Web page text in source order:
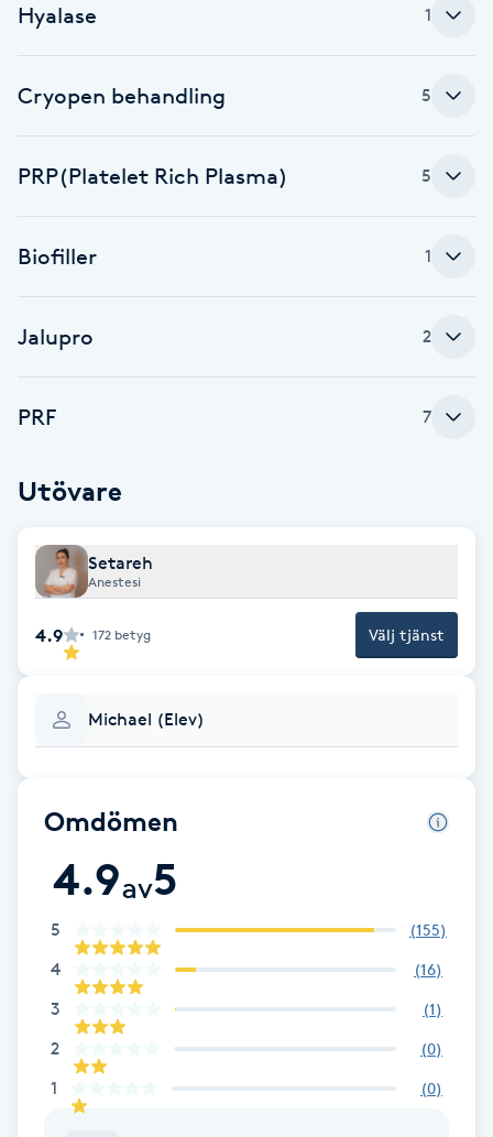
Coachning
Color correction
D
Dermapen
E
Extensions borttagning
Eyeliner-tatuering
F
Face framing
Faceliftmassage
Fibromassage
Fotmassage
Hyalase 1
Cryopen behandling 5
PRP(Platelet Rich Plasma) 5
Biofiller 1
Jalupro 2
PRF 7
Utövare
Setareh
Anestesi
4.9 172 betyg Välj tjänst
Michael (Elev)
Omdömen
4.9av5
5 (155)
4 (16)
3 (1)
2 (0)
1 (0)